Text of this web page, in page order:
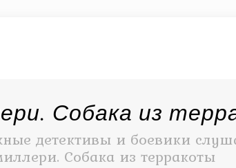
Собака из
детективы и боевики
Собака из терракоты